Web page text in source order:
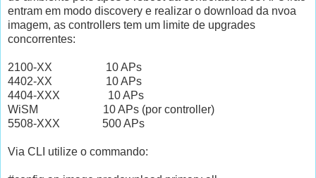
entram em modo discovery e realizar o download da nvoa
imagem, as controllers tem um limite de upgrades
concorrentes:
2100-XX 10 APs
4402-XX 10 APs
4404-XXX 10 APs
WiSM 10 APs (por controller)
5508-XXX 500 APs
Via CLI utilize o commando: